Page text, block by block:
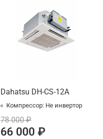
Dahatsu DH-CS-12A
Компрессор: Не инвертор
78 000 ₽
66 000 ₽